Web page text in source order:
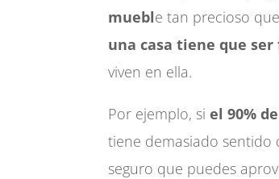
mueble tan precioso
una casa tiene que
viven en ella.
Por ejemplo, si el 90%
tiene demasiado sentido
seguro que puedes